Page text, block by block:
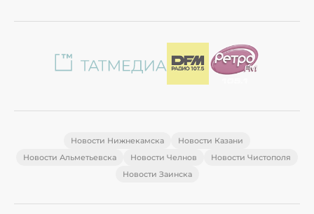
Новости Нижнекамска
Новости Казани
Новости Альметьевска
Новости Челнов
Новости Чистополя
Новости Заинска